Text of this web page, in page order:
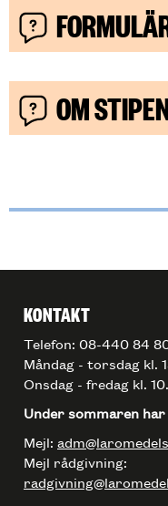
OM
KONTAKT
Telefon: 08-440 84
Måndag - torsdag kl.
Onsdag - fredag kl.
Under sommaren
Mejl:
Mejl rådgivning: